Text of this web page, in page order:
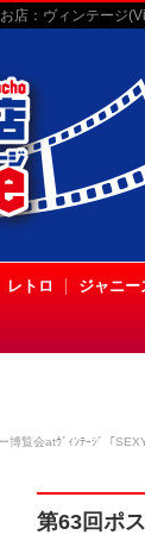
店：ヴィンテージ
レトロ ジャニー
博覧会atｳﾞｨﾝﾃｰｼﾞ「
第63回ポ